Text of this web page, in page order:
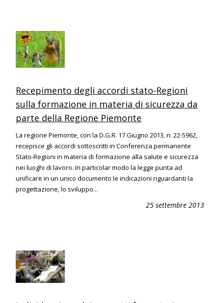
Recepimento degli accordi stato-Regioni
sulla formazione in materia di sicurezza da
parte della Regione Piemonte
La regione Piemonte, con la D.G.R. 17 Giugno 2013, n. 22-5962,
recepisce gli accordi sottoscritti in Conferenza permanente
Stato-Regioni in materia di formazione alla salute e sicurezza
nei luoghi di lavoro. In particolar modo la legge punta ad
unificare in un unico documento le indicazioni riguardanti la
progettazione, lo sviluppo...
25 settembre 2013